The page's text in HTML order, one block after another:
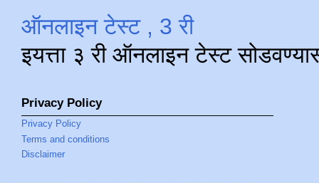
ऑनलाइन टेस्ट , 3 री
इयत्ता ३ री ऑनलाइन टेस्ट
Privacy Policy
Privacy Policy
Terms and conditions
Disclaimer